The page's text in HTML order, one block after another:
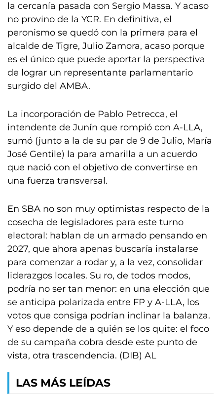
la cercanía pasada con Sergio Massa. Y acaso
no provino de la YCR. En definitiva, el
peronismo se quedó con la primera para el
alcalde de Tigre, Julio Zamora, acaso porque
es el único que puede aportar la perspectiva
de lograr un representante parlamentario
surgido del AMBA.
La incorporación de Pablo Petrecca, el
intendente de Junín que rompió con A-LLA,
sumó (junto a la de su par de 9 de Julio, María
José Gentile) la para amarilla a un acuerdo
que nació con el objetivo de convertirse en
una fuerza transversal.
En SBA no son muy optimistas respecto de la
cosecha de legisladores para este turno
electoral: hablan de un armado pensando en
2027, que ahora apenas buscaría instalarse
para comenzar a rodar y, a la vez, consolidar
liderazgos locales. Su ro, de todos modos,
podría no ser tan menor: en una elección que
se anticipa polarizada entre FP y A-LLA, los
votos que consiga podrían inclinar la balanza.
Y eso depende de a quién se los quite: el foco
de su campaña cobra desde este punto de
vista, otra trascendencia. (DIB) AL
LAS MÁS LEÍDAS